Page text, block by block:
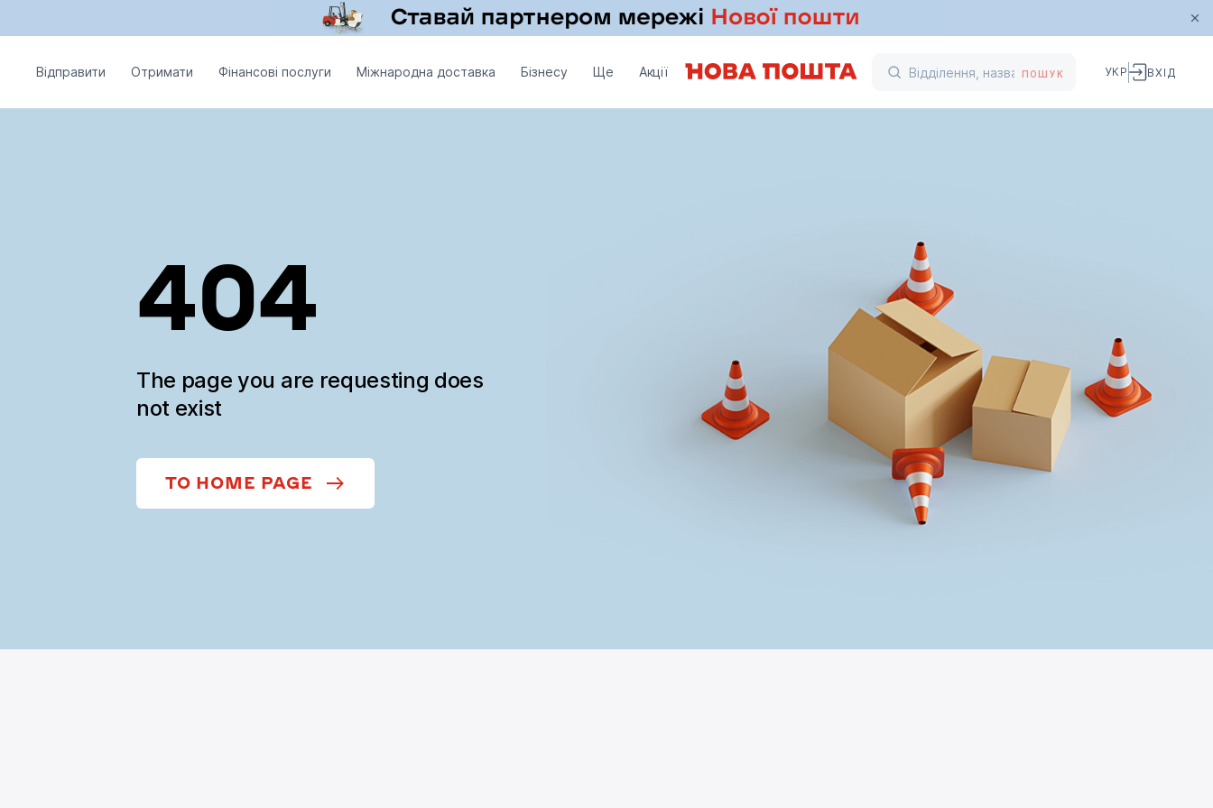
Відправити Отримати Фінансові послуги Міжнародна доставка Бізнесу Ще Акції ПОШУК УКР ВХІД
404
The page you are requesting does
not exist
TO HOME PAGE